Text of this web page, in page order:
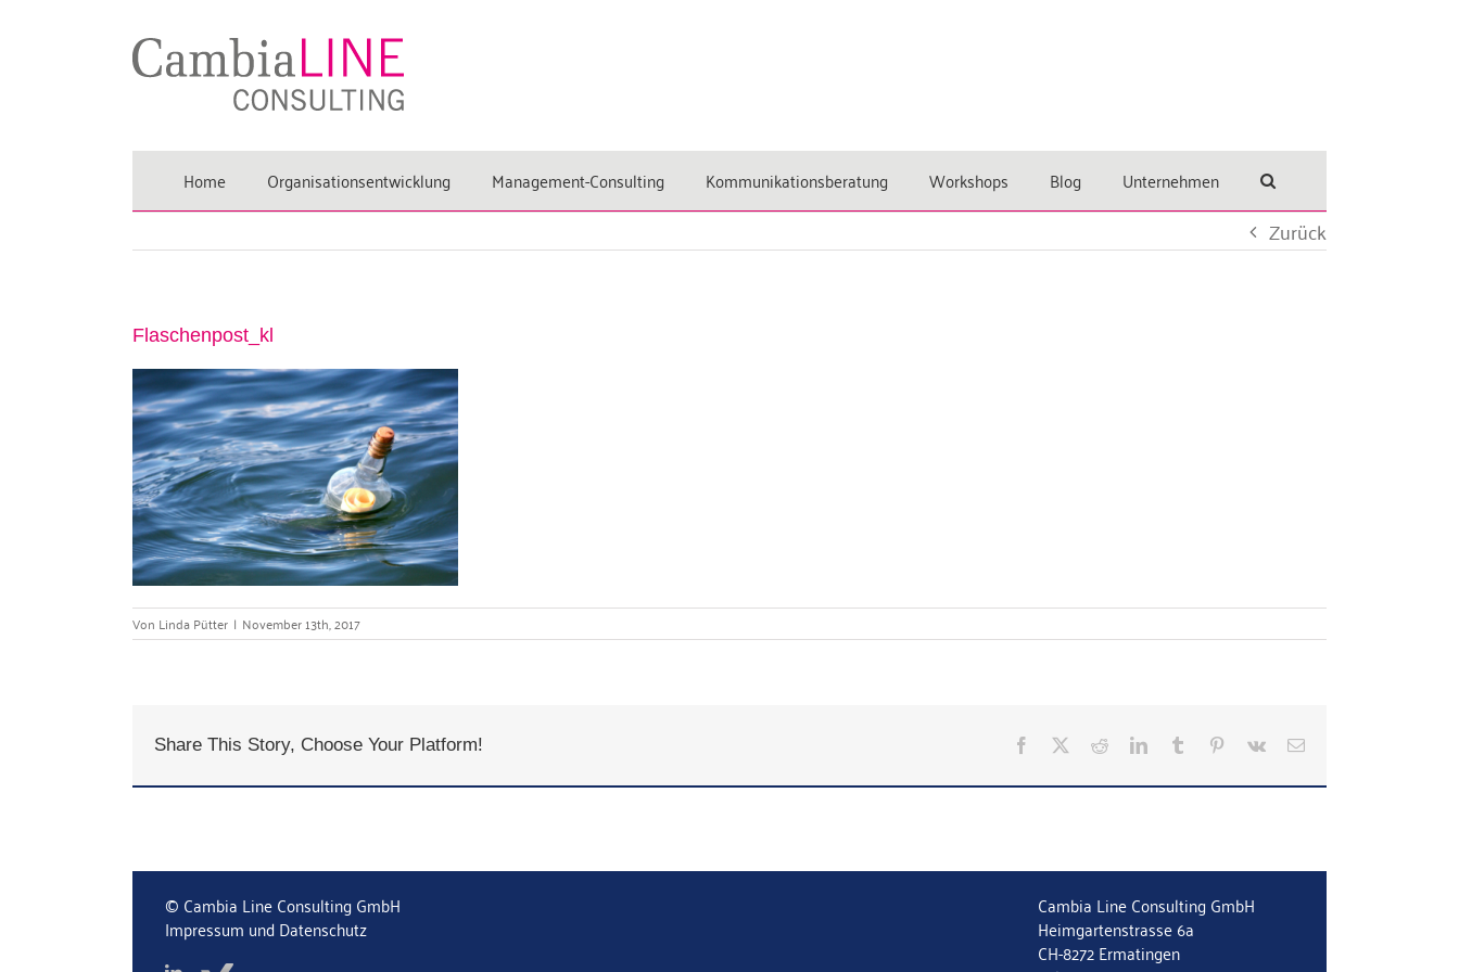
Home Organisationsentwicklung Management-Consulting Kommunikationsberatung Workshops Blog Unternehmen
Zurück
Flaschenpost_kl
Von Linda Pütter | November 13th, 2017
Share This Story, Choose Your Platform! Facebook RedditLinkedInTumblr Pinterest
Vk
E-
© Cambia Line Consulting GmbH
Impressum und Datenschutz
Cambia Line Consulting GmbH
Heimgartenstrasse 6a
CH-8272 Ermatingen